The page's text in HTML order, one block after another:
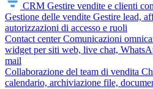
CRM Gestire vendite e clienti
Gestione delle vendite Gestire lead,
autorizzazioni di accesso e ruoli
Contact center Comunicazioni
widget per siti web, live chat,
mail
Collaborazione del team di vendita
calendario, archiviazione file,